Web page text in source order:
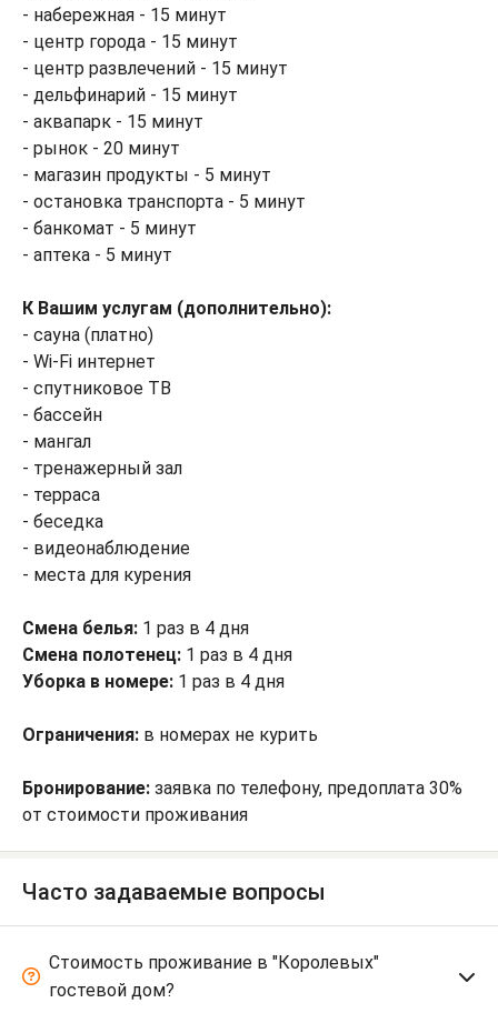
- набережная - 15 минут
- центр города - 15 минут
- центр развлечений - 15 минут
- дельфинарий - 15 минут
- аквапарк - 15 минут
- рынок - 20 минут
- магазин продукты - 5 минут
- остановка транспорта - 5 минут
- банкомат - 5 минут
- аптека - 5 минут
К Вашим услугам (дополнительно):
- сауна (платно)
- Wi-Fi интернет
- спутниковое ТВ
- бассейн
- мангал
- тренажерный зал
- терраса
- беседка
- видеонаблюдение
- места для курения
Смена белья: 1 раз в 4 дня
Смена полотенец: 1 раз в 4 дня
Уборка в номере: 1 раз в 4 дня
Ограничения: в номерах не курить
Бронирование: заявка по телефону, предоплата 30%
от стоимости проживания
Часто задаваемые вопросы
Стоимость проживание в "Королевых"
гостевой дом?